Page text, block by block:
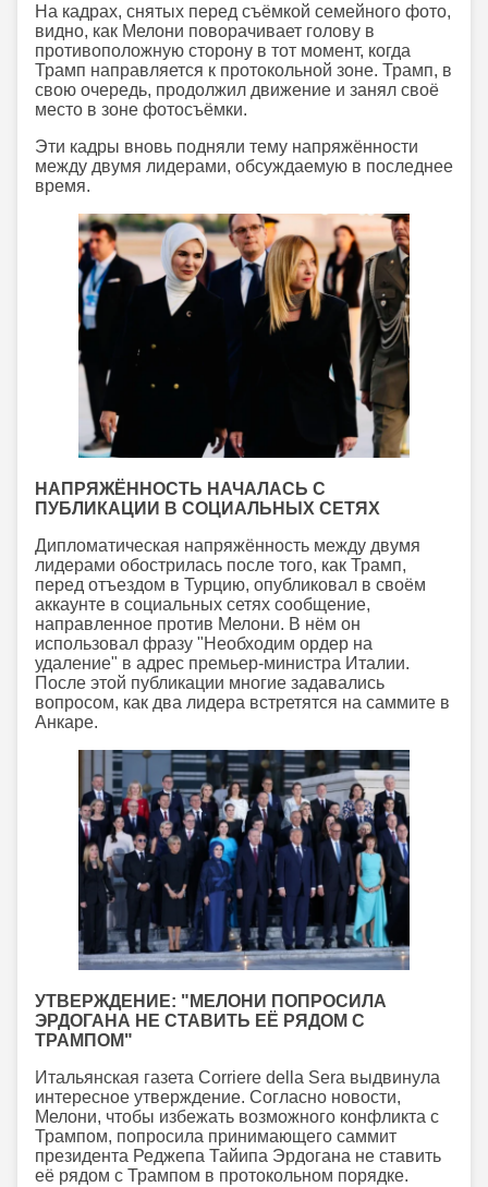
На кадрах, снятых перед съёмкой семейного фото,
видно, как Мелони поворачивает голову в
противоположную сторону в тот момент, когда
Трамп направляется к протокольной зоне. Трамп, в
свою очередь, продолжил движение и занял своё
место в зоне фотосъёмки.
Эти кадры вновь подняли тему напряжённости
между двумя лидерами, обсуждаемую в последнее
время.
НАПРЯЖЁННОСТЬ НАЧАЛАСЬ С
ПУБЛИКАЦИИ В СОЦИАЛЬНЫХ СЕТЯХ
Дипломатическая напряжённость между двумя
лидерами обострилась после того, как Трамп,
перед отъездом в Турцию, опубликовал в своём
аккаунте в социальных сетях сообщение,
направленное против Мелони. В нём он
использовал фразу "Необходим ордер на
удаление" в адрес премьер-министра Италии.
После этой публикации многие задавались
вопросом, как два лидера встретятся на саммите в
Анкаре.
УТВЕРЖДЕНИЕ: "МЕЛОНИ ПОПРОСИЛА
ЭРДОГАНА НЕ СТАВИТЬ ЕЁ РЯДОМ С
ТРАМПОМ"
Итальянская газета Corriere della Sera выдвинула
интересное утверждение. Согласно новости,
Мелони, чтобы избежать возможного конфликта с
Трампом, попросила принимающего саммит
президента Реджепа Тайипа Эрдогана не ставить
её рядом с Трампом в протокольном порядке.